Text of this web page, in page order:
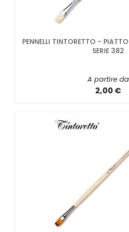
PENNELLI TINTORETTO -
SERIE 382
A partire da
2,00 €